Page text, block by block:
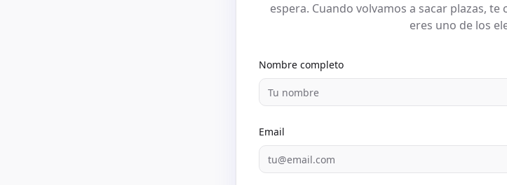
espera. Cuando volvamos a sacar plazas,
eres uno de los
Nombre completo
Email